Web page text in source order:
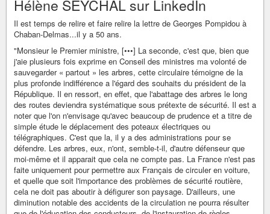
Hélène SEYCHAL sur LinkedIn
Il est temps de relire et faire relire la lettre de Georges Pompidou à
Chaban-Delmas...il y a 50 ans.
"Monsieur le Premier ministre, [•••] La seconde, c'est que, bien que
j'aie plusieurs fois exprime en Conseil des ministres ma volonté de
sauvegarder « partout » les arbres, cette circulaire témoigne de la
plus profonde indifférence a l'égard des souhaits du président de la
République. Il en ressort, en effet, que l'abattage des arbres le long
des routes deviendra systématique sous prétexte de sécurité. Il est a
noter que l'on n'envisage qu'avec beaucoup de prudence et a titre de
simple étude le déplacement des poteaux électriques ou
télégraphiques. C'est que la, il y a des administrations pour se
défendre. Les arbres, eux, n'ont, semble-t-il, d'autre défenseur que
moi-même et il apparait que cela ne compte pas. La France n'est pas
faite uniquement pour permettre aux Français de circuler en voiture,
et quelle que soit l'importance des problèmes de sécurité routière,
cela ne doit pas aboutir à défigurer son paysage. D'ailleurs, une
diminution notable des accidents de la circulation ne pourra résulter